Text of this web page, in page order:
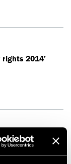
2014’
le persone
e